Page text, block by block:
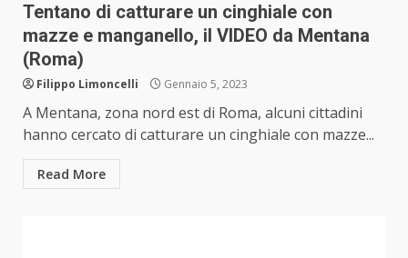
Tentano di catturare un cinghiale con
mazze e manganello, il VIDEO da Mentana
(Roma)
Filippo Limoncelli Gennaio 5, 2023
A Mentana, zona nord est di Roma, alcuni cittadini
hanno cercato di catturare un cinghiale con mazze...
Read More